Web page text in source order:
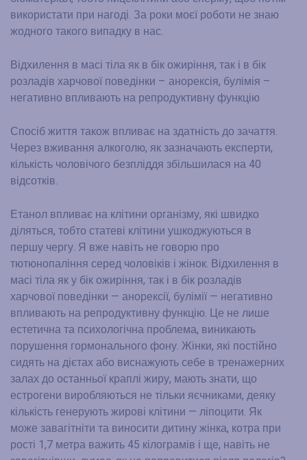
використати при нагоді. За роки моєї роботи не знаю
жодного такого випадку в нас.
Відхилення в масі тіла як в бік ожиріння, так і в бік
розладів харчової поведінки – анорексія, булімія –
негативно впливають на репродуктивну функцію
Спосіб життя також впливає на здатність до зачаття.
Через вживання алкоголю, як зазначають експерти,
кількість чоловічого безпліддя збільшилася на 40
відсотків.
Етанол впливає на клітини організму, які швидко
діляться, тобто статеві клітини ушкоджуються в
першу чергу. Я вже навіть не говорю про
тютюнопаління серед чоловіків і жінок. Відхилення в
масі тіла як у бік ожиріння, так і в бік розладів
харчової поведінки — анорексії, булімії — негативно
впливають на репродуктивну функцію. Це не лише
естетична та психологічна проблема, виникають
порушення гормонального фону. Жінки, які постійно
сидять на дієтах або виснажують себе в тренажерних
залах до останньої краплі жиру, мають знати, що
естрогени виробляються не тільки яєчниками, деяку
кількість генерують жирові клітини — ліпоцити. Як
може завагітніти та виносити дитину жінка, котра при
рості 1,7 метра важить 45 кілограмів і ще, навіть не